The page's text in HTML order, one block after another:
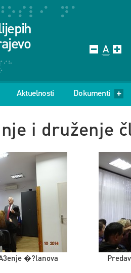
Aktuelnosti Dokumenti
i druženje
�?lanova